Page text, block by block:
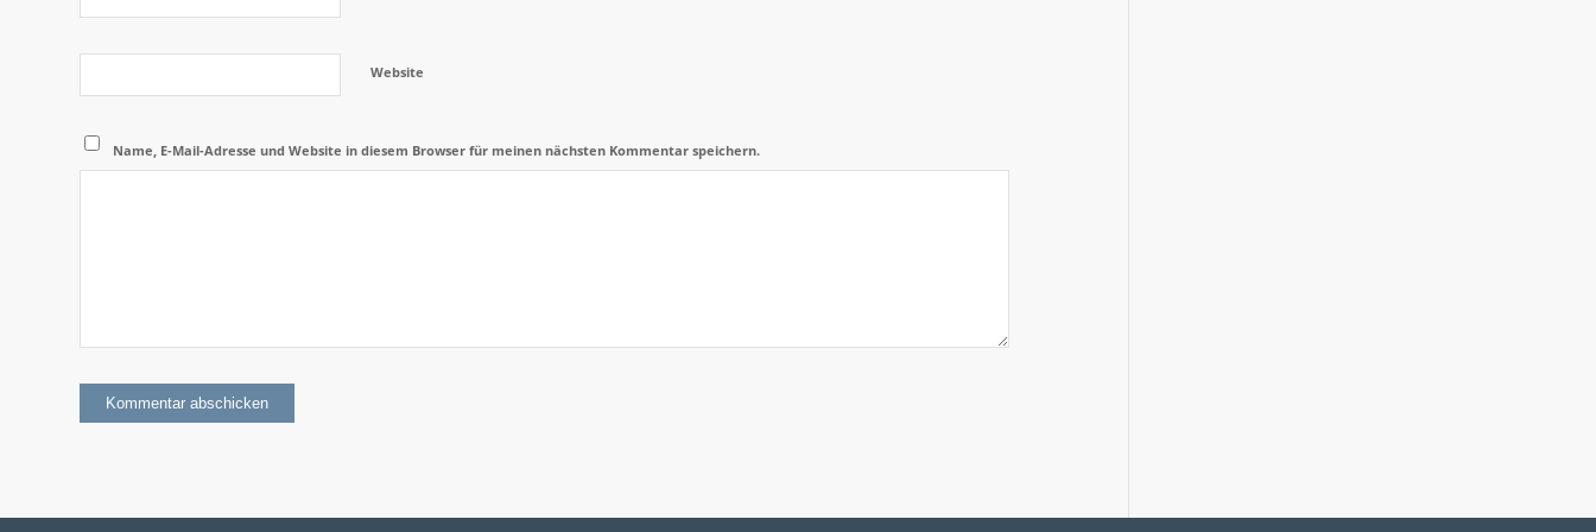
Website
Name, E-Mail-Adresse und Website in diesem Browser für meinen nächsten Kommentar speichern.